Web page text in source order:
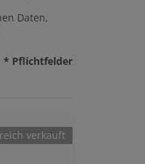
Daten,
* Pflichtfelder
verkauft